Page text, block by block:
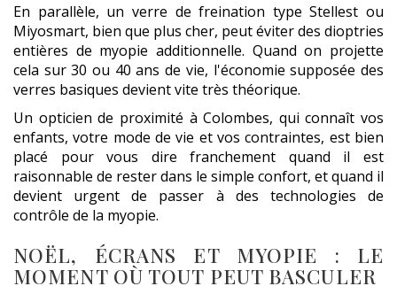
En parallèle, un verre de freination type Stellest ou
Miyosmart, bien que plus cher, peut éviter des dioptries
entières de myopie additionnelle. Quand on projette
cela sur 30 ou 40 ans de vie, l'économie supposée des
verres basiques devient vite très théorique.
Un opticien de proximité à Colombes, qui connaît vos
enfants, votre mode de vie et vos contraintes, est bien
placé pour vous dire franchement quand il est
raisonnable de rester dans le simple confort, et quand il
devient urgent de passer à des technologies de
contrôle de la myopie.
NOËL, ÉCRANS ET MYOPIE : LE
MOMENT OÙ TOUT PEUT BASCULER